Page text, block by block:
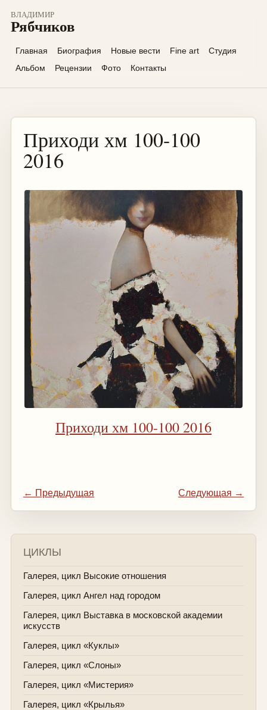
ВЛАДИМИР
Рябчиков
Главная Биография Новые вести Fine art
Студия
Альбом
Рецензии Фото Контакты
Приходи хм 100-100
2016
Приходи хм 100-100 2016
← Предыдущая Следующая →
ЦИКЛЫ
Галерея, цикл Высокие отношения
Галерея, цикл Ангел над городом
Галерея, цикл Выставка в московской академии
искусств
Галерея, цикл «Куклы»
Галерея, цикл «Слоны»
Галерея, цикл «Мистерия»
Галерея, цикл «Крылья»